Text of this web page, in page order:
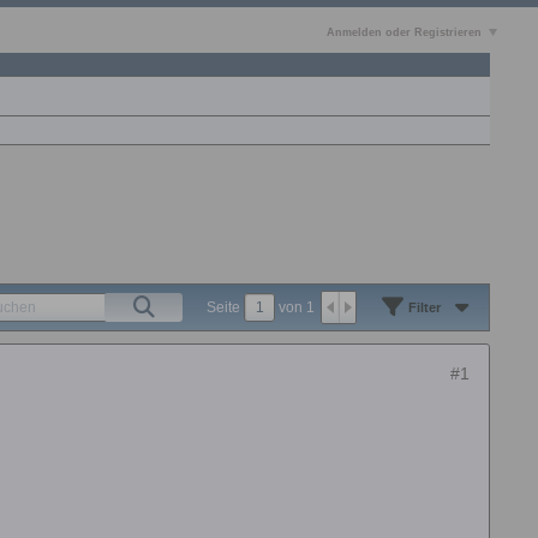
Anmelden oder Registrieren
Seite von 1 Filter
#1